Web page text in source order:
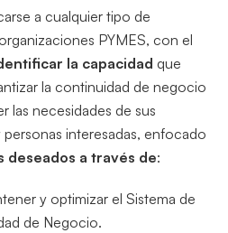
a cualquier tipo de
PYMES, con el
la capacidad que
la continuidad de negocio
las necesidades de sus
interesadas, enfocado
deseados a través de:
y optimizar el Sistema de
de Negocio.